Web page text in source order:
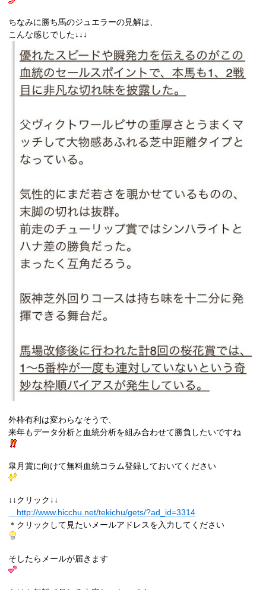
ちなみに勝ち馬のジュエラーの見解は、
こんな感じでした↓↓↓
外枠有利は変わらなそうで、
来年もデータ分析と血統分析を組み合わせて勝負したいですね
皐月賞に向けて無料血統コラム登録しておいてください
↓↓クリック↓↓
http://www.hicchu.net/tekichu/gets/?ad_id=3314
＊クリックして見たいメールアドレスを入力してください
そしたらメールが届きます